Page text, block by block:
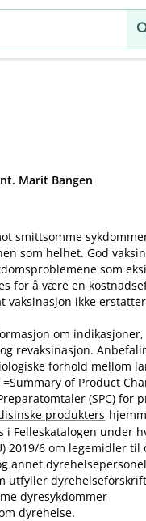
Marit Bangen
smittsomme
som helhet. God
som
for å være en
vaksinasjon ikke
om indikasjoner,
revaksinasjon.
forhold mellom
of Product
(SPC) for
produkters
i Felleskatalogen under
2019/6 om legemidler
annet
utfyller
dyresykdommer
dyrehelse.